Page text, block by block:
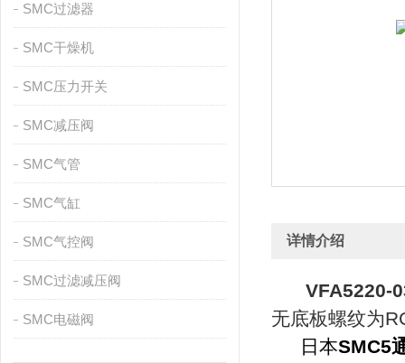
SMC过滤器
SMC干燥机
SMC压力开关
SMC减压阀
SMC气管
SMC气缸
SMC气控阀
SMC过滤减压阀
SMC电磁阀
详情介绍
VFA5220-
无底板螺纹为
日本SMC5